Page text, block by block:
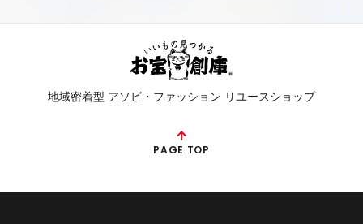
地域密着型 アソビ・ファッション リユースショップ
PAGE TOP